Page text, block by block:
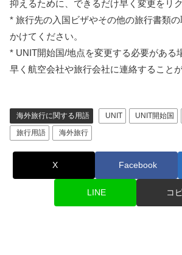
抑えるために、できるだけ早く変更をリ
* 旅行先の入国ビザやその他の旅行書類
かけてください。
* UNIT開始国/地点を変更する必要がある
早く航空会社や旅行会社に連絡することが
海外旅行に関する用語 UNIT UNIT開始国
旅行用語
海外旅行
X Facebook
LINE コ